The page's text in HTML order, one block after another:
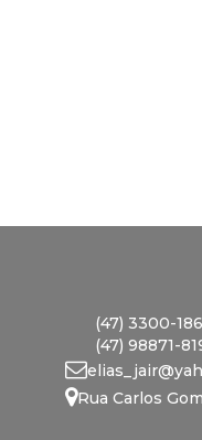
(47) 3300-
(47) 98871-
Rua Carlos